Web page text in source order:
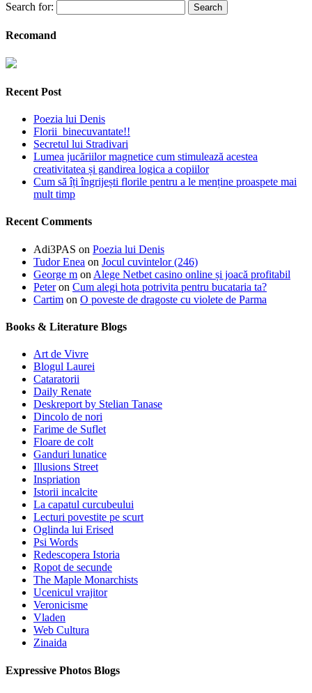
Search for:
Recomand
Recent Post
Poezia lui Denis
Florii binecuvantate!!
Secretul lui Stradivari
Lumea jucăriilor magnetice cum stimulează acestea
creativitatea și gandirea logica a copiilor
Cum să îți îngrijești florile pentru a le menține proaspete mai
mult timp
Recent Comments
Adi3PAS on Poezia lui Denis
Tudor Enea on Jocul cuvintelor (246)
George m on Alege Netbet casino online și joacă profitabil
Peteron Cum alegi hota potrivita pentru bucataria ta?
Cartim on O poveste de dragoste cu violete de Parma
Books & Literature Blogs
Art de Vivre
Blogul Laurei
Cataratorii
Daily Renate
Deskreport by Stelian Tanase
Dincolo de nori
Farime de Suflet
Floare de colt
Ganduri lunatice
Illusions Street
Inspriation
Istorii incalcite
La capatul curcubeului
Lecturi povestite pe scurt
Oglinda lui Erised
Psi Words
Redescopera Istoria
Ropot de secunde
The Maple Monarchists
Ucenicul vrajitor
Veronicisme
Vladen
Web Cultura
Zinaida
Expressive Photos Blogs